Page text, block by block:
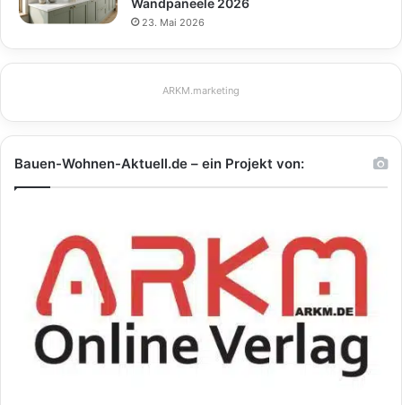
23. Mai 2026
ARKM.marketing
Bauen-Wohnen-Aktuell.de – ein Projekt von: